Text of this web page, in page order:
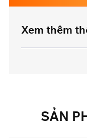
Xem thêm
SẢN